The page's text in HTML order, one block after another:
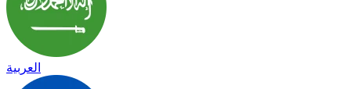
العربية